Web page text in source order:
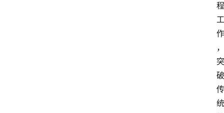
程
工
作
，
突
破
传
统